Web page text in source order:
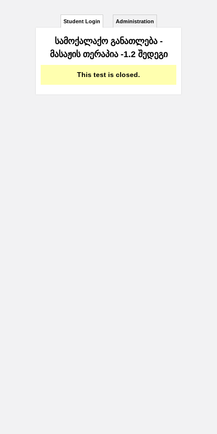
Student Login Administration
სამოქალაქო განათლება -
მასაჟის თერაპია -1.2 შედეგი
This test is closed.